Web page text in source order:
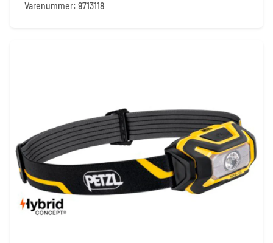
Varenummer: 9713118